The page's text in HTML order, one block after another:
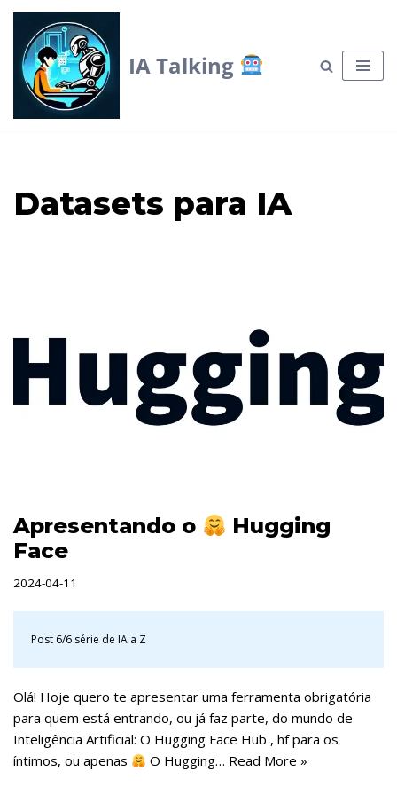
Skip
to
content
IA Talking
Datasets para IA
Apresentando o
Hugging
Face
2024-04-11
Post 6/6 série de IA a Z
Olá! Hoje quero te apresentar uma ferramenta obrigatória
para quem está entrando, ou já faz parte, do mundo de
Inteligência Artificial: O Hugging Face Hub , hf para os
íntimos, ou apenas
O Hugging… Read More »